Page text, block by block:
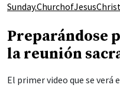
Preparándose
la reunión
El primer video que se verá